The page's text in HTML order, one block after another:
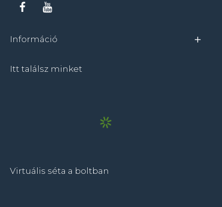
Információ
Itt találsz minket
Virtuális séta a boltban